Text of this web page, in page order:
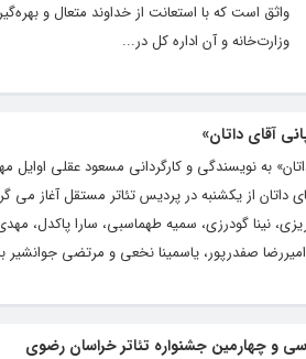
واثق است که با استعانت از خداوند متعال و
وزارت‌خانه و آن اداره کل در...
آقای داتان»
به نویسندگی‌ و کارگردانی مسعود عقلی اوایل
داتان از یکشنبه در پردیس تئاتر مستقل آغاز
نینا گودرزی، سمیه طهماسبی، سارا
امیررضا صفدرپور، یاسمینا نخعی و مرتضی
و چهارمین جشنواره تئاتر خراسان رضوی